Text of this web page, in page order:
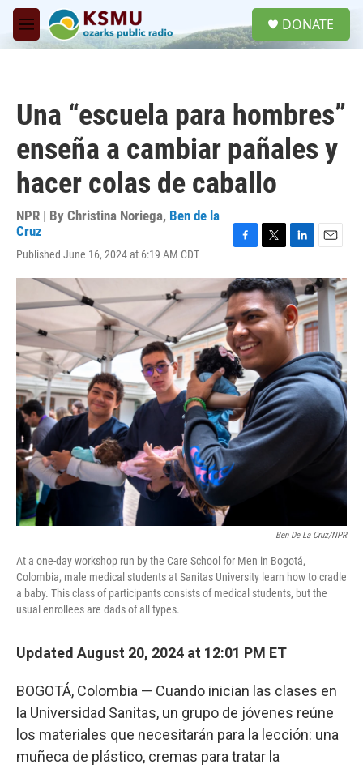
Skip to main content
M
e
DONATE
Una “escuela para hombres”
enseña a cambiar pañales y
hacer colas de caballo
NPR | By Christina Noriega, Ben de la
Cruz
Published June 16, 2024 at 6:19 AM CDT
c
e
b
o
o
k
i
t
t
e
r
n
k
e
d
I
n
a
l
Ben De La Cruz/NPR
At a one-day workshop run by the Care School for Men in Bogotá,
Colombia, male medical students at Sanitas University learn how to cradle
a baby. This class of participants consists of medical students, but the
usual enrollees are dads of all types.
Updated August 20, 2024 at 12:01 PM ET
BOGOTÁ, Colombia — Cuando inician las clases en
la Universidad Sanitas, un grupo de jóvenes reúne
los materiales que necesitarán para la lección: una
muñeca de plástico, cremas para tratar la